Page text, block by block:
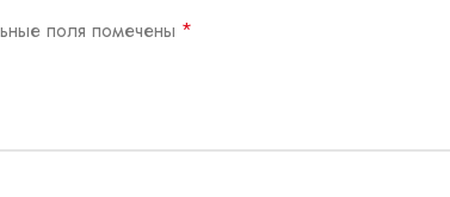
поля помечены *